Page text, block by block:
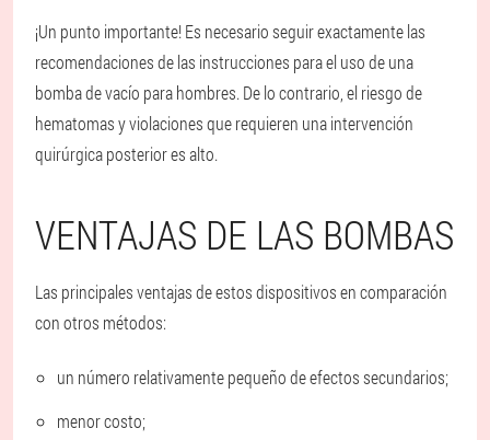
¡Un punto importante! Es necesario seguir exactamente las
recomendaciones de las instrucciones para el uso de una
bomba de vacío para hombres. De lo contrario, el riesgo de
hematomas y violaciones que requieren una intervención
quirúrgica posterior es alto.
VENTAJAS DE LAS BOMBAS
Las principales ventajas de estos dispositivos en comparación
con otros métodos:
un número relativamente pequeño de efectos secundarios;
menor costo;